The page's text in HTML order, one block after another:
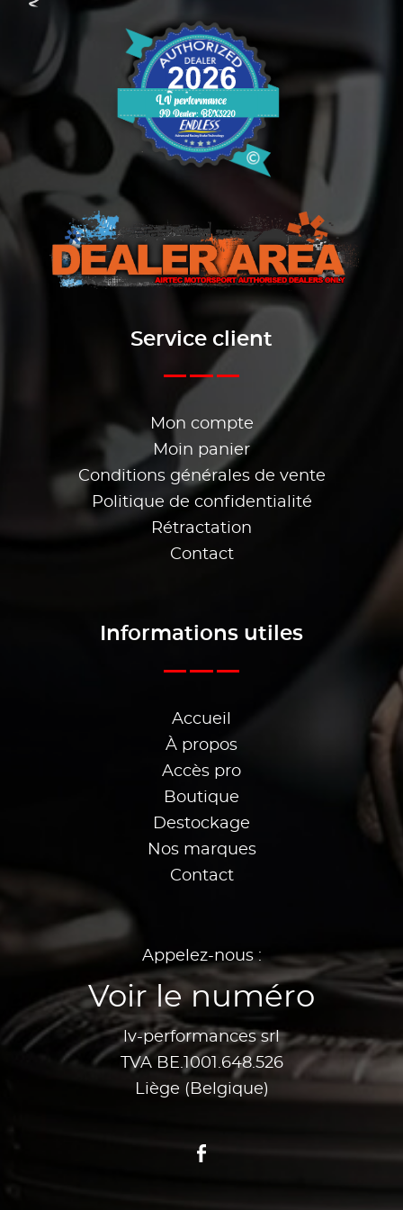
Service client
Mon compte
Moin panier
Conditions générales de vente
Politique de confidentialité
Rétractation
Contact
Informations utiles
Accueil
À propos
Accès pro
Boutique
Destockage
Nos marques
Contact
Appelez-nous :
Voir le numéro
lv-performances srl
TVA BE.1001.648.526
Liège (Belgique)